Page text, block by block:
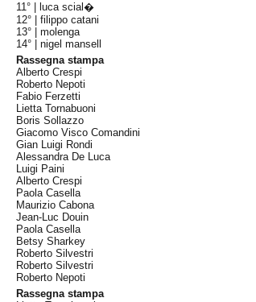
11° |
luca scial�
12° |filippo catani
13° |molenga
14° |nigel mansell
Rassegna stampa
Alberto Crespi
Roberto Nepoti
Fabio Ferzetti
Lietta Tornabuoni
Boris Sollazzo
Giacomo Visco Comandini
Gian Luigi Rondi
Alessandra De Luca
Luigi Paini
Alberto Crespi
Paola Casella
Maurizio Cabona
Jean-Luc Douin
Paola Casella
Betsy Sharkey
Roberto Silvestri
Roberto Silvestri
Roberto Nepoti
Rassegna stampa